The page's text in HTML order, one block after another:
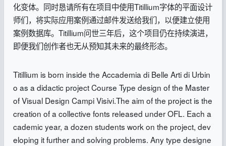
化变体。同时恳请所有在项目中使用Titillium字体的平面设计
师们，将实际应用案例通过邮件发送给我们，以便建立使用
案例数据库。Titillium问世三年后，这个项目仍在持续演进，
即便我们创作者也无从预知其未来的最终形态。
Titillium is born inside the Accademia di Belle Arti di Urbin
o as a didactic project Course Type design of the Master
of Visual Design Campi Visivi.The aim of the project is the
creation of a collective fonts released under OFL. Each a
cademic year, a dozen students work on the project, dev
eloping it further and solving problems. Any type designe